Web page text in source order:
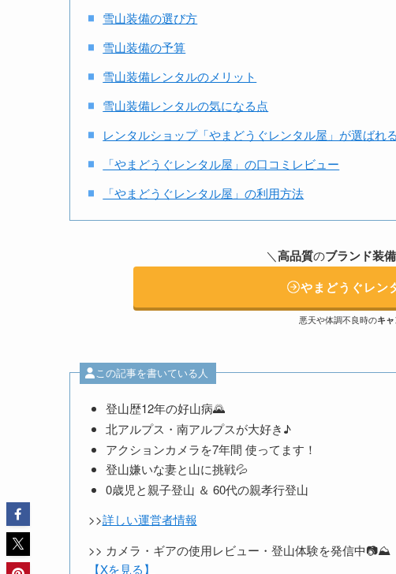
雪山装備の選び方
雪山装備の予算
雪山装備レンタルのメリット
雪山装備レンタルの気になる点
レンタルショップ「やまどうぐレンタル屋」が選ばれ
「やまどうぐレンタル屋」の口コミレビュー
「やまどうぐレンタル屋」の利用方法
＼高品質のブランド装備
やまどうぐレン
悪天や体調不良時のキ
この記事を書いている人
登山歴12年の好山病🌄
北アルプス・南アルプスが大好き♪
アクションカメラを7年間 使ってます！
登山嫌いな妻と山に挑戦💦
0歳児と親子登山 ＆ 60代の親孝行登山
>>詳しい運営者情報
>> カメラ・ギアの使用レビュー・登山体験を発信中📷️⛰️
【Xを見る】